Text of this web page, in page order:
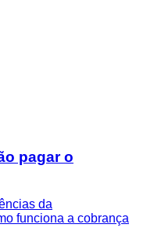
pagar o
da
funciona a cobrança